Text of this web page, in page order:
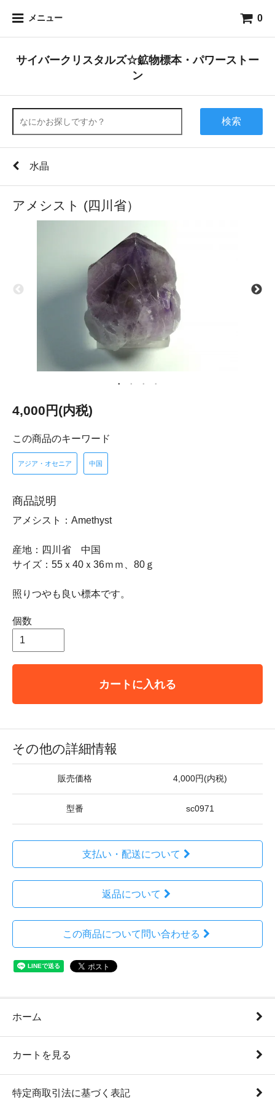
メニュー 0
サイバークリスタルズ☆鉱物標本・パワーストー
ン
検索
水晶
アメシスト (四川省）
4,000円(内税)
この商品のキーワード
アジア・オセニア 中国
商品説明
アメシスト：Amethyst
産地：四川省 中国
サイズ：55ｘ40ｘ36ｍｍ、80ｇ
照りつやも良い標本です。
個数
カートに入れる
その他の詳細情報
販売価格 4,000円(内税)
型番 sc0971
支払い・配送について
返品について
この商品について問い合わせる
ホーム
カートを見る
特定商取引法に基づく表記